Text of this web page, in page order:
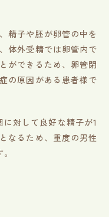
精子や胚が卵管の中を
体外受精では卵管内で
ができるため、卵管閉
の原因がある患者様で
対して良好な精子が1
なるため、重度の男性